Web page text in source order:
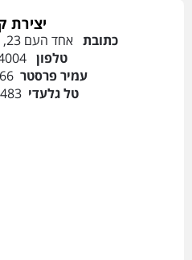
יצירת
כתובת אחד העם 23, הרצליה 4638514
טלפון
עמיר פרסטר
טל גלעדי